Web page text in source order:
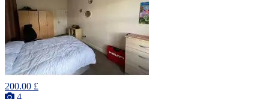
200.00 £
4